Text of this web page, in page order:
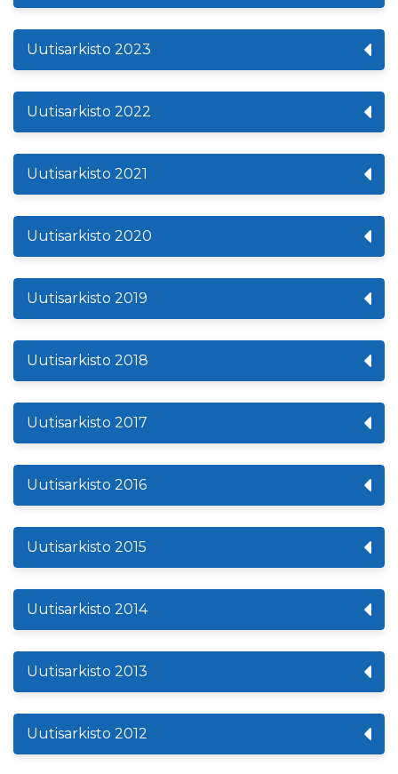
Uutisarkisto 2023
Uutisarkisto 2022
Uutisarkisto 2021
Uutisarkisto 2020
Uutisarkisto 2019
Uutisarkisto 2018
Uutisarkisto 2017
Uutisarkisto 2016
Uutisarkisto 2015
Uutisarkisto 2014
Uutisarkisto 2013
Uutisarkisto 2012